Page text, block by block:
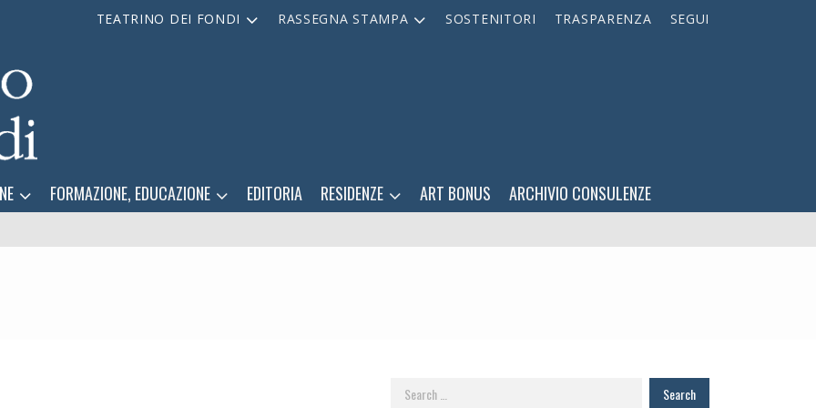
TEATRINO DEI FONDI RASSEGNA STAMPA SOSTENITORI TRASPARENZA SEGUI
FORMAZIONE, EDUCAZIONE EDITORIA RESIDENZE ART BONUS ARCHIVIO CONSULENZE
Search